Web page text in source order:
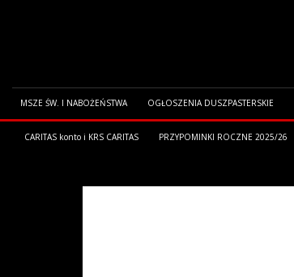
MSZE ŚW. I NABOŻEŃSTWA OGŁOSZENIA DUSZPASTERSKIE
CARITAS konto i KRS CARITAS PRZYPOMINKI ROCZNE 2025/26